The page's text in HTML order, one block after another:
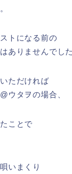
トになる前の
ありませんでし
ただければ
ウタヲの場合、
ことで
いまくり